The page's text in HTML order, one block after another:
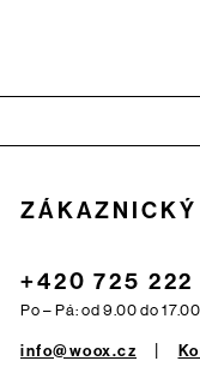
ZÁKAZNICKÝ
+420 725 222
Po – Pá: od 9.00 do
info@woox.cz